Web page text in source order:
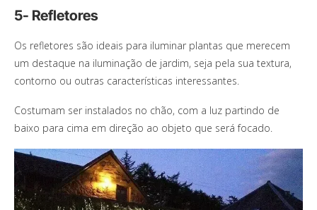
5- Refletores
Os refletores são ideais para iluminar plantas que merecem
um destaque na iluminação de jardim, seja pela sua textura,
contorno ou outras características interessantes.
Costumam ser instalados no chão, com a luz partindo de
baixo para cima em direção ao objeto que será focado.